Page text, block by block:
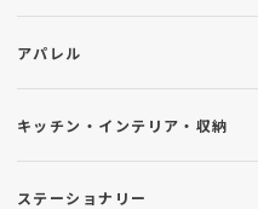
アパレル
キッチン・インテリア・収納
ステーショナリー